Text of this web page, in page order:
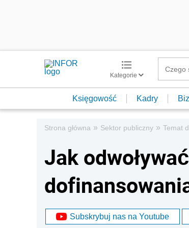
Kategorie
Księgowość Kadry
Strona główna » Sektor publiczny » Temat
Jak
Subskrybuj nas na Youtube